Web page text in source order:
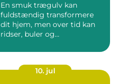
En smuk trægulv kan
fuldstændig transformere
dit hjem, men over tid kan
ridser, buler og...
10. jul